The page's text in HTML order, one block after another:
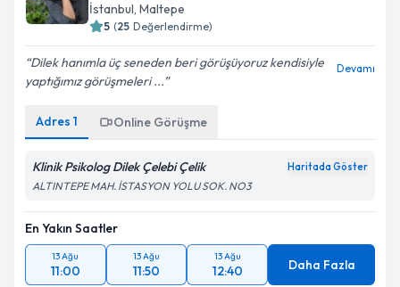
İstanbul, Maltepe
5 (25 Değerlendirme)
Dilek hanımla üç seneden beri görüşüyoruz kendisiyle
yaptığımız görüşmeleri ...
Devamı
Adres 1 Online Görüşme
Klinik Psikolog Dilek Çelebi Çelik Haritada Göster
ALTINTEPE MAH. İSTASYON YOLU SOK. NO3
En Yakın Saatler
13 Ağu
11:00
13 Ağu
11:50
13 Ağu
12:40 Daha Fazla